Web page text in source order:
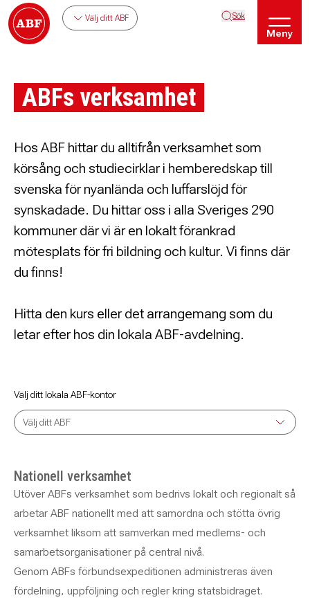
Välj ditt ABF Sök
Meny
ABFs verksamhet
Hos ABF hittar du alltifrån verksamhet som
körsång och studiecirklar i hemberedskap till
svenska för nyanlända och luffarslöjd för
synskadade. Du hittar oss i alla Sveriges 290
kommuner där vi är en lokalt förankrad
mötesplats för fri bildning och kultur. Vi finns där
du finns!
Hitta den kurs eller det arrangemang som du
letar efter hos din lokala ABF-avdelning.
Välj ditt lokala ABF-kontor
Välj ditt ABF
Nationell verksamhet
Utöver ABFs verksamhet som bedrivs lokalt och regionalt så
arbetar ABF nationellt med att samordna och stötta övrig
verksamhet liksom att samverkan med medlems- och
samarbetsorganisationer på central nivå.
Genom ABFs förbundsexpeditionen administreras även
fördelning, uppföljning och regler kring statsbidraget.